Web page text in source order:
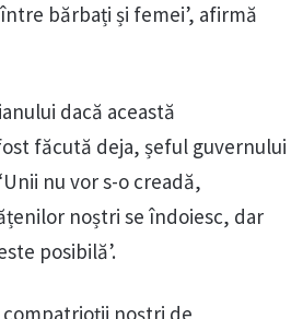
bărbați și femei’, afirmă
dacă această
făcută deja, șeful guvernului
nu vor s-o creadă,
noștri se îndoiesc, dar
posibilă’.